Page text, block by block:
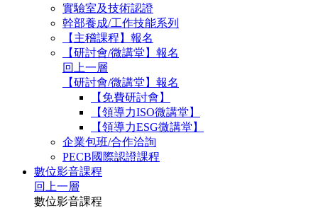
實驗室及技術認證
幹部養成/工作技能系列
【主稽課程】報名
【研討會/微講堂】報名
回上一層
【研討會/微講堂】報名
【免費研討會】
【領導力ISO微講堂】
【領導力ESG微講堂】
企業包班/合作洽詢
PECB國際認證課程
數位影音課程
回上一層
數位影音課程